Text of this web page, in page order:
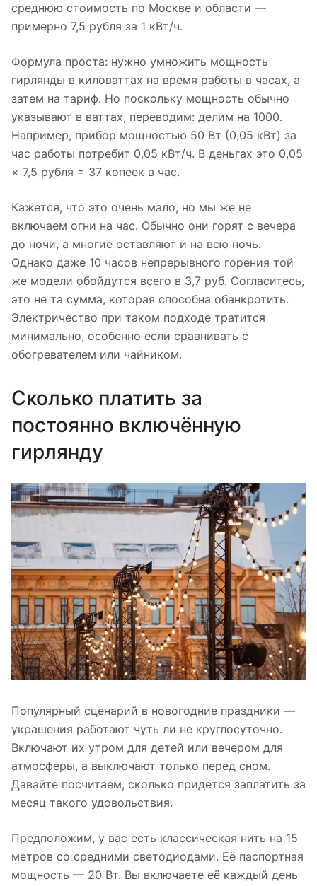
среднюю стоимость по Москве и области —
примерно 7,5 рубля за 1 кВт/ч.
Формула проста: нужно умножить мощность
гирлянды в киловаттах на время работы в часах, а
затем на тариф. Но поскольку мощность обычно
указывают в ваттах, переводим: делим на 1000.
Например, прибор мощностью 50 Вт (0,05 кВт) за
час работы потребит 0,05 кВт/ч. В деньгах это 0,05
× 7,5 рубля = 37 копеек в час.
Кажется, что это очень мало, но мы же не
включаем огни на час. Обычно они горят с вечера
до ночи, а многие оставляют и на всю ночь.
Однако даже 10 часов непрерывного горения той
же модели обойдутся всего в 3,7 руб. Согласитесь,
это не та сумма, которая способна обанкротить.
Электричество при таком подходе тратится
минимально, особенно если сравнивать с
обогревателем или чайником.
Сколько платить за
постоянно включённую
гирлянду
Популярный сценарий в новогодние праздники —
украшения работают чуть ли не круглосуточно.
Включают их утром для детей или вечером для
атмосферы, а выключают только перед сном.
Давайте посчитаем, сколько придется заплатить за
месяц такого удовольствия.
Предположим, у вас есть классическая нить на 15
метров со средними светодиодами. Её паспортная
мощность — 20 Вт. Вы включаете её каждый день